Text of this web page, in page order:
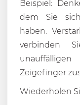
Beispiel:
dem Sie
haben.
verbinden
Zeigefinger
Wiederholen